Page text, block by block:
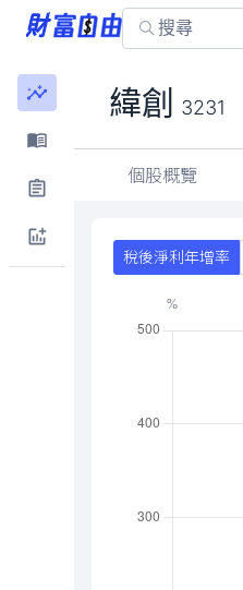
緯創 3231
個股概覽
稅後淨利年增率